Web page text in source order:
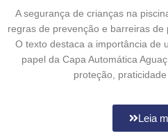
A segurança de crianças na
regras de prevenção e barreiras
O texto destaca a importância de
papel da Capa Automática
proteção,
Leia